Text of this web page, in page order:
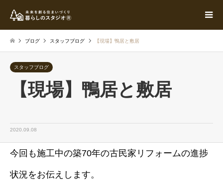
ブログ スタッフブログ 【現場】鴨居と敷居
スタッフブログ
【現場】鴨居と敷居
2020.09.08
今回も施工中の築70年の古民家リフォームの進捗
状況をお伝えします。